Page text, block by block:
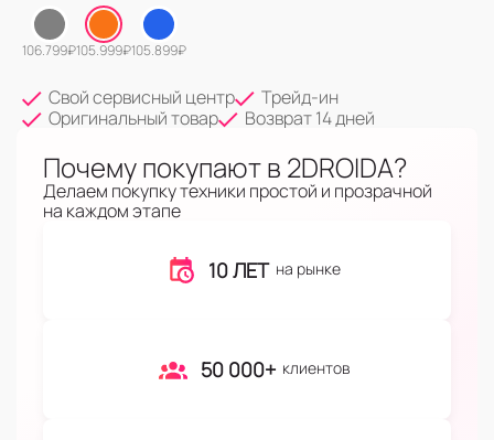
106.799₽105.999₽105.899₽
Свой сервисный центр
Трейд-ин
Оригинальный товар
Возврат 14 дней
Почему покупают в 2DROIDA?
Делаем покупку техники простой и прозрачной
на каждом этапе
10 ЛЕТ на рынке
50 000+ клиентов